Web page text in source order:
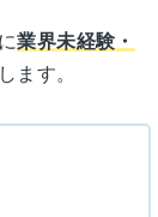
業界未経験・
します。